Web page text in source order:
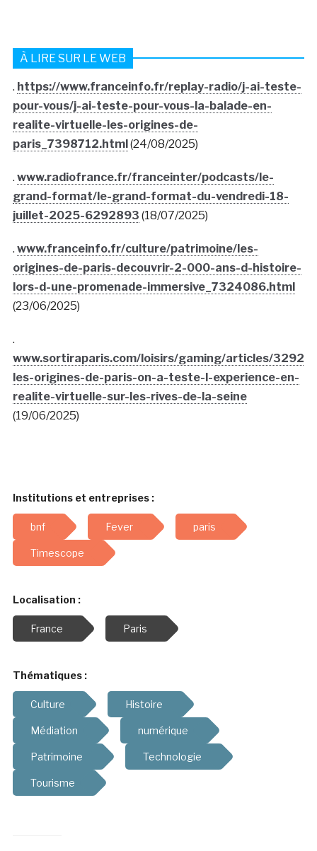
À LIRE SUR LE WEB
. https://www.franceinfo.fr/replay-radio/j-ai-teste-
pour-vous/j-ai-teste-pour-vous-la-balade-en-
realite-virtuelle-les-origines-de-
paris_7398712.html(24/08/2025)
. www.radiofrance.fr/franceinter/podcasts/le-
grand-format/le-grand-format-du-vendredi-18-
juillet-2025-6292893 (18/07/2025)
. www.franceinfo.fr/culture/patrimoine/les-
origines-de-paris-decouvrir-2-000-ans-d-histoire-
lors-d-une-promenade-immersive_7324086.html
(23/06/2025)
.
www.sortiraparis.com/loisirs/gaming/articles/
les-origines-de-paris-on-a-teste-l-experience-en-
realite-virtuelle-sur-les-rives-de-la-seine
(19/06/2025)
Institutions et entreprises :
bnf Fever paris
Timescope
Localisation :
France Paris
Thématiques :
Culture Histoire
Médiation numérique
Patrimoine Technologie
Tourisme